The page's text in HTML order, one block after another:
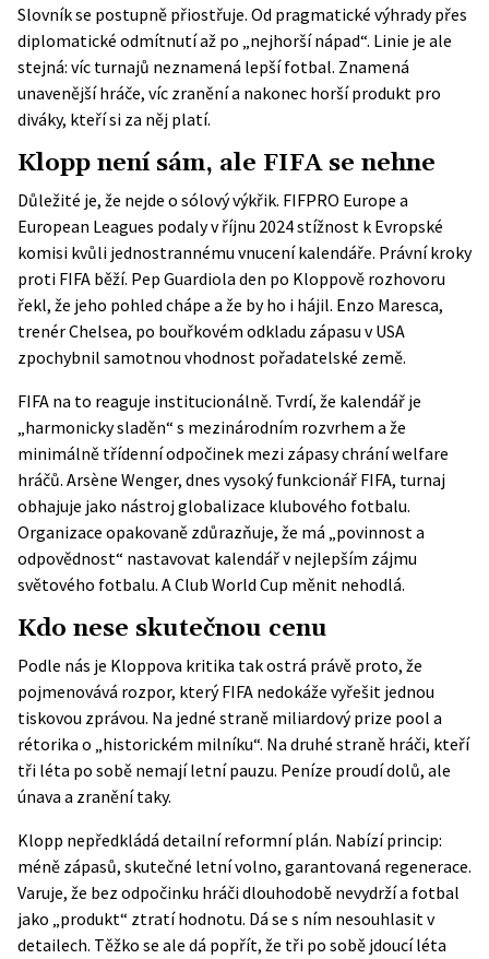
Slovník se postupně přiostřuje. Od pragmatické výhrady přes
diplomatické odmítnutí až po „nejhorší nápad“. Linie je ale
stejná: víc turnajů neznamená lepší fotbal. Znamená
unavenější hráče, víc zranění a nakonec horší produkt pro
diváky, kteří si za něj platí.
Klopp není sám, ale FIFA se nehne
Důležité je, že nejde o sólový výkřik. FIFPRO Europe a
European Leagues podaly v říjnu 2024 stížnost k Evropské
komisi kvůli jednostrannému vnucení kalendáře. Právní kroky
proti FIFA běží. Pep Guardiola den po Kloppově rozhovoru
řekl, že jeho pohled chápe a že by ho i hájil. Enzo Maresca,
trenér Chelsea, po bouřkovém odkladu zápasu v USA
zpochybnil samotnou vhodnost pořadatelské země.
FIFA na to reaguje institucionálně. Tvrdí, že kalendář je
„harmonicky sladěn“ s mezinárodním rozvrhem a že
minimálně třídenní odpočinek mezi zápasy chrání welfare
hráčů. Arsène Wenger, dnes vysoký funkcionář FIFA, turnaj
obhajuje jako nástroj globalizace klubového fotbalu.
Organizace opakovaně zdůrazňuje, že má „povinnost a
odpovědnost“ nastavovat kalendář v nejlepším zájmu
světového fotbalu. A Club World Cup měnit nehodlá.
Kdo nese skutečnou cenu
Podle nás je Kloppova kritika tak ostrá právě proto, že
pojmenovává rozpor, který FIFA nedokáže vyřešit jednou
tiskovou zprávou. Na jedné straně miliardový prize pool a
rétorika o „historickém milníku“. Na druhé straně hráči, kteří
tři léta po sobě nemají letní pauzu. Peníze proudí dolů, ale
únava a zranění taky.
Klopp nepředkládá detailní reformní plán. Nabízí princip:
méně zápasů, skutečné letní volno, garantovaná regenerace.
Varuje, že bez odpočinku hráči dlouhodobě nevydrží a fotbal
jako „produkt“ ztratí hodnotu. Dá se s ním nesouhlasit v
detailech. Těžko se ale dá popřít, že tři po sobě jdoucí léta